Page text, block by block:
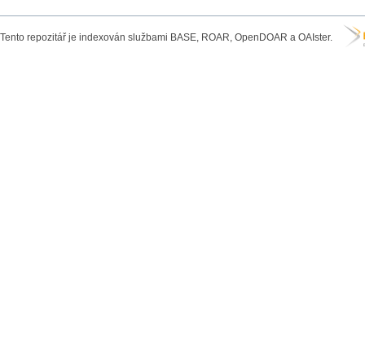
Tento repozitář je indexován službami BASE, ROAR, OpenDOAR a OAIster.